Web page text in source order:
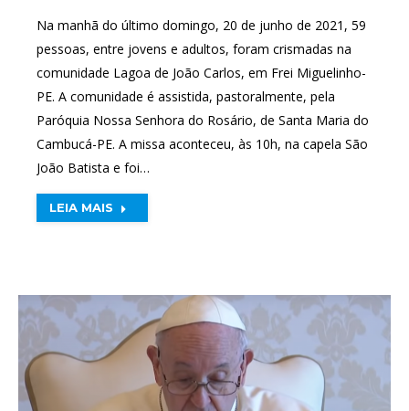
Na manhã do último domingo, 20 de junho de 2021, 59
pessoas, entre jovens e adultos, foram crismadas na
comunidade Lagoa de João Carlos, em Frei Miguelinho-
PE. A comunidade é assistida, pastoralmente, pela
Paróquia Nossa Senhora do Rosário, de Santa Maria do
Cambucá-PE. A missa aconteceu, às 10h, na capela São
João Batista e foi…
LEIA MAIS